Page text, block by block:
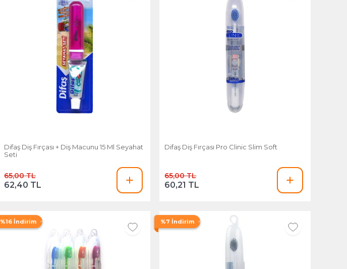
Difaş Diş Fırçası + Diş Macunu 15 Ml Seyahat
Seti
65,00 TL
62,40 TL
Difaş Diş Fırçası Pro Clinic Slim Soft
65,00 TL
60,21 TL
%16 İndirim %7 İndirim